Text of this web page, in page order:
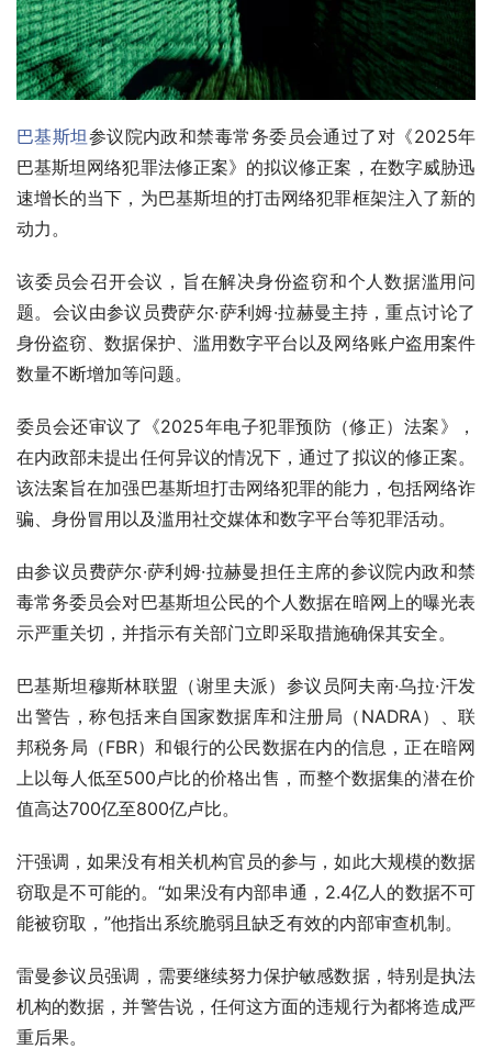
巴基斯坦参议院内政和禁毒常务委员会通过了对《2025年
巴基斯坦网络犯罪法修正案》的拟议修正案，在数字威胁迅
速增长的当下，为巴基斯坦的打击网络犯罪框架注入了新的
动力。
该委员会召开会议，旨在解决身份盗窃和个人数据滥用问
题。会议由参议员费萨尔·萨利姆·拉赫曼主持，重点讨论了
身份盗窃、数据保护、滥用数字平台以及网络账户盗用案件
数量不断增加等问题。
委员会还审议了《2025年电子犯罪预防（修正）法案》，
在内政部未提出任何异议的情况下，通过了拟议的修正案。
该法案旨在加强巴基斯坦打击网络犯罪的能力，包括网络诈
骗、身份冒用以及滥用社交媒体和数字平台等犯罪活动。
由参议员费萨尔·萨利姆·拉赫曼担任主席的参议院内政和禁
毒常务委员会对巴基斯坦公民的个人数据在暗网上的曝光表
示严重关切，并指示有关部门立即采取措施确保其安全。
巴基斯坦穆斯林联盟（谢里夫派）参议员阿夫南·乌拉·汗发
出警告，称包括来自国家数据库和注册局（NADRA）、联
邦税务局（FBR）和银行的公民数据在内的信息，正在暗网
上以每人低至500卢比的价格出售，而整个数据集的潜在价
值高达700亿至800亿卢比。
汗强调，如果没有相关机构官员的参与，如此大规模的数据
窃取是不可能的。“如果没有内部串通，2.4亿人的数据不可
能被窃取，”他指出系统脆弱且缺乏有效的内部审查机制。
雷曼参议员强调，需要继续努力保护敏感数据，特别是执法
机构的数据，并警告说，任何这方面的违规行为都将造成严
重后果。